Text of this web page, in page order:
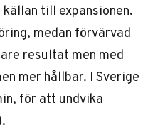
till expansionen.
medan förvärvad
resultat men med
mer hållbar. I Sverige
för att undvika